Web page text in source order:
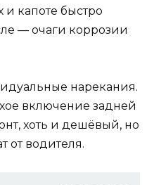
капоте быстро
— очаги коррозии
нарекания.
включение задней
хоть и дешёвый, но
от водителя.